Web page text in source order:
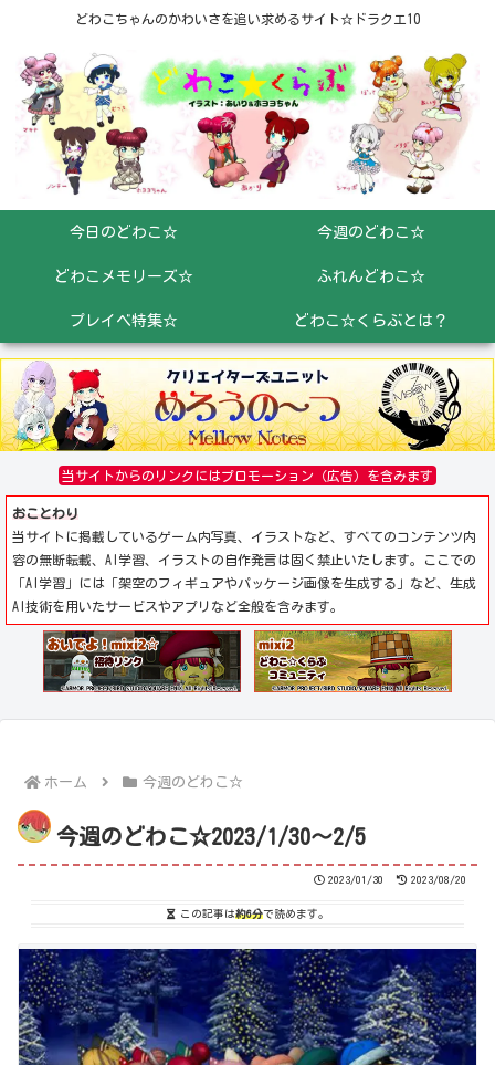
どわこちゃんのかわいさを追い求めるサイト☆ドラクエ10
今日のどわこ☆ 今週のどわこ☆
どわこメモリーズ☆ ふれんどわこ☆
プレイベ特集☆ どわこ☆くらぶとは？
当サイトからのリンクにはプロモーション（広告）を含みます
おことわり
当サイトに掲載しているゲーム内写真、イラストなど、すべてのコンテンツ内
容の無断転載、AI学習、イラストの自作発言は固く禁止いたします。ここでの
「AI学習」には「架空のフィギュアやパッケージ画像を生成する」など、生成
AI技術を用いたサービスやアプリなど全般を含みます。
ホーム 今週のどわこ☆
今週のどわこ☆2023/1/30～2/5
2023/01/30 2023/08/20
この記事は約6分で読めます。